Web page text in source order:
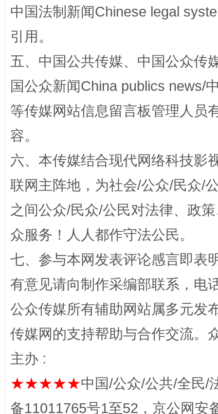
招工难、用工荒背后
网上购药对药下症？
这是一记警钟！ 谢
中国法制新闻Chinese legal
引用。
五、中国公共传媒、中国公众传
国公众新闻China publics news/
等传媒网站信息留言板管理人员
容。
六、本传媒结合现代网络科技影
联网主阵地，为社会/公众/民众/
之间公众/民众/公民对法律、政
众服务！人人都作守法公民。
七、参与本网发表评论感言即表
有意见请向制作采编部联系，电
公众传媒所有辅助网站属多元发
传媒网的支持帮助与合作交流。
主办 :
★★★★★中国/公众/公共/全民/
备11011765号1至52，京公网安